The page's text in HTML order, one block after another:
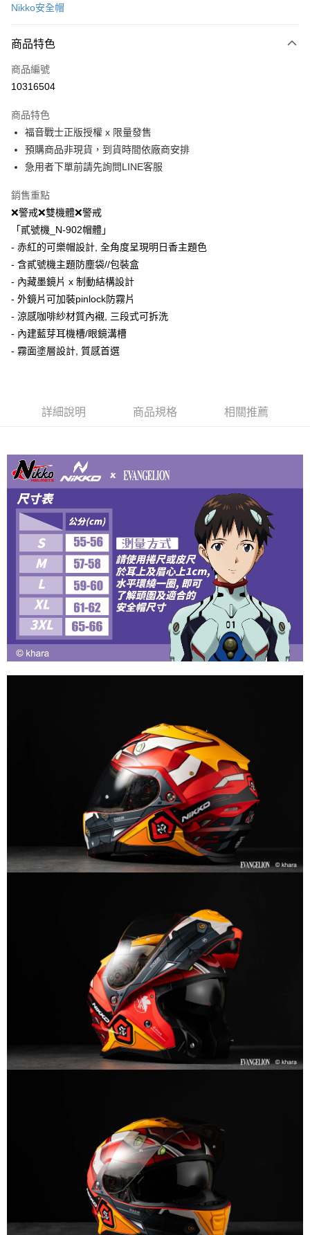
3 期 0 利率 每期
合作金庫商業銀行
上海商業儲蓄銀行
臺灣中小企業銀行
匯豐（台灣）商業銀行
聯邦商業銀行
遠東國際商業銀行
元大商業銀行
台新國際商業銀行
台灣樂天信用卡公司
超商取貨付款
LINE Pay
Apple Pay
街口支付
悠遊付
Google Pay
全盈+PAY
大哥付你分期
相關說明
【大哥付你分期使用說明】
2.付款方式選擇「大哥付你分期」，訂單成立後會自動跳轉到大哥付的交易
流程，驗證手機門號後，選擇欲分期的期數、繳款截止日，確認付款後即完
成交易。
3.實際核准額度、可分期數及費用金額請依後續交易確認頁面所載為準。
4.訂單成立30分鐘內，如未前往確認交易或遇審核未通過，訂單將自動取
醒簡訊。
【注意事項】
1.本服務係由「台灣大哥大股份有限公司」（以下簡稱本公司）所提供，讓
用戶於交易時，得透過本服務購買商品或服務，並由商店將買賣／分期付款
買賣價金債權讓與本公司後，依約使用本公司帳單繳交帳款。
2.基於同意付款使用「大哥付你分期」之契約關係目的，商店將以您的個人
資料（包含姓名、電話或地址）提供予台灣大哥大進項蒐集、處理及利用，
由本公司與您本人進行分期帳單所需資料之確認、核對及更正。
3.完整用戶服務條款，請詳閱以下連結：https://oppay.tw/userRule
AFTEE先享後付
相關說明
【關於「AFTEE先享後付」】
AFTEE先享後付是「在收到商品之後才付款」的支付方式。 讓您購物簡單
便利好安心！
【「AFTEE先享後付」結帳流程】
３．收到繳費通知簡訊後14天內，點擊此簡訊中的連結，可透過四大超商／
ATM／網路銀行／等多元方式進行付款，方視為交易完成。
※ 請注意：結帳手續完成當下不需立刻繳費，但若您需要取消訂單，請聯絡
購買商品的店家。未經商家同意取消之訂單仍視為有效，需透過AFTEE先享
後付繳納相關費用。
※ 交易是否成功請以「AFTEE先享後付 」之結帳頁面顯示為準，若有關於
是否繳費成功／繳費後需取消欲退款等相關疑問，請聯繫「AFTEE先享後付
客戶支援中心」https://netprotections.freshdesk.com/support/home
【注意事項】
１．透過由恩沛科技股份有限公司提供之「AFTEE先享後付」服務完成之交
易，需依本服務之必要範圍內提供個人資料，並將交易相關給付款項請求債
權轉讓予恩沛科技股份有限公司。
２．關於個人資料處理事宜，請瀏覽以下網址：
https://aftee.tw/terms/#terms3
３．未成年的使用者請事先徵得法定代理人或監護人之同意方可使用
「AFTEE先享後付」，若未經同意申辦者引起之損失，本公司不負相關責
恩沛科技股份有限公司將有權停止該用戶之使用額度並採取法律行動。
ATM付款
每筆NT$80，滿NT$1,999(含以上)免運費
7-11取貨付款
每筆NT$80，滿NT$1,999(含以上)免運費
付款後7-11取貨
每筆NT$80，滿NT$1,999(含以上)免運費
每筆NT$80，滿NT$1,999(含以上)免運費
國外地區配送 查看運費
Nikko安全帽
商品特色
商品編號
10316504
商品特色
福音戰士正版授權 x 限量發售
預購商品非現貨，到貨時間依廠商安排
急用者下單前請先詢問LINE客服
銷售重點
❌警戒❌雙機體❌警戒
「貳號機_N-902帽體」
- 赤紅的可樂帽設計, 全角度呈現明日香主題色
- 含貳號機主題防塵袋//包裝盒
- 內藏墨鏡片 x 制動結構設計
- 外鏡片可加裝pinlock防霧片
- 涼感咖啡紗材質內襯, 三段式可拆洗
- 內建藍芽耳機槽/眼鏡溝槽
- 霧面塗層設計, 質感首選
詳細說明 商品規格 相關推薦